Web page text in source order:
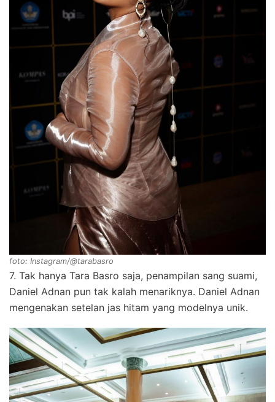
foto: Instagram/@tarabasro
7. Tak hanya Tara Basro saja, penampilan sang suami,
Daniel Adnan pun tak kalah menariknya. Daniel Adnan
mengenakan setelan jas hitam yang modelnya unik.